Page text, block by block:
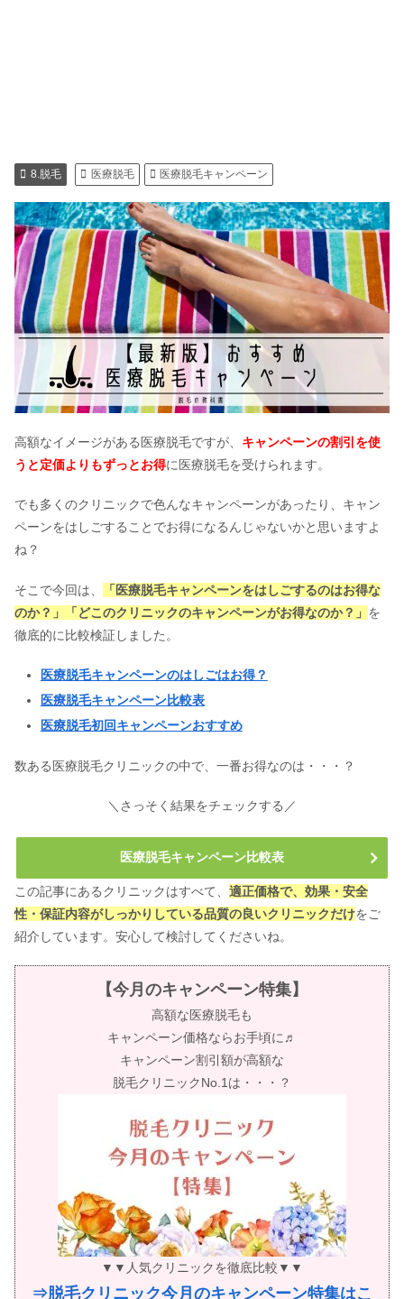
8.脱毛 医療脱毛 医療脱毛キャンペーン
高額なイメージがある医療脱毛ですが、 キャンペーンの割引を使
うと定価よりもずっとお得に医療脱毛を受けられます。
でも多くのクリニックで色んなキャンペーンがあったり、キャン
ペーンをはしごすることでお得になるんじゃないかと思いますよ
ね？
そこで今回は、
「医療脱毛キャンペーンをはしごするのはお得な
のか？」「どこのクリニックのキャンペーンがお得なのか？」 を
徹底的に比較検証しました。
医療脱毛キャンペーンのはしごはお得？
医療脱毛キャンペーン比較表
医療脱毛初回キャンペーンおすすめ
数ある医療脱毛クリニックの中で、一番お得なのは・・・？
＼さっそく結果をチェックする／
医療脱毛キャンペーン比較表
この記事にあるクリニックはすべて、 適正価格で、効果・安全
性・保証内容がしっかりしている品質の良いクリニックだけをご
紹介しています。安心して検討してくださいね。
【今月のキャンペーン特集】
高額な医療脱毛も
キャンペーン価格ならお手頃に♬
キャンペーン割引額が高額な
脱毛クリニックNo.1は・・・？
▼▼人気クリニックを徹底比較▼▼
⇒脱毛クリニック今月のキャンペーン特集はこ